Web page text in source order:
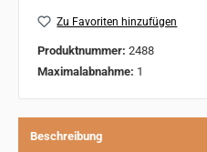
Zu Favoriten hinzufügen
Produktnummer: 2488
Maximalabnahme: 1
Beschreibung